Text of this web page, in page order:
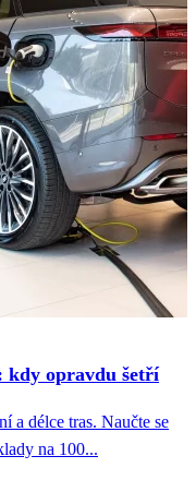
kdy opravdu šetří
a délce tras. Naučte se
na 100...